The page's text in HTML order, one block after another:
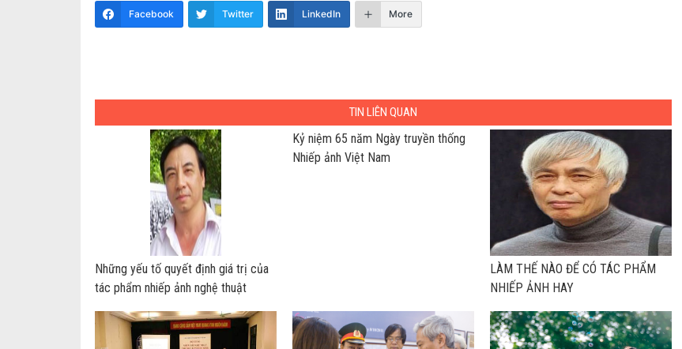
Facebook Twitter LinkedIn More
TIN LIÊN QUAN
Những yếu tố quyết định giá trị của
tác phẩm nhiếp ảnh nghệ thuật
Kỷ niệm 65 năm Ngày truyền thống
Nhiếp ảnh Việt Nam
LÀM THẾ NÀO ĐỂ CÓ TÁC PHẨM
NHIẾP ẢNH HAY